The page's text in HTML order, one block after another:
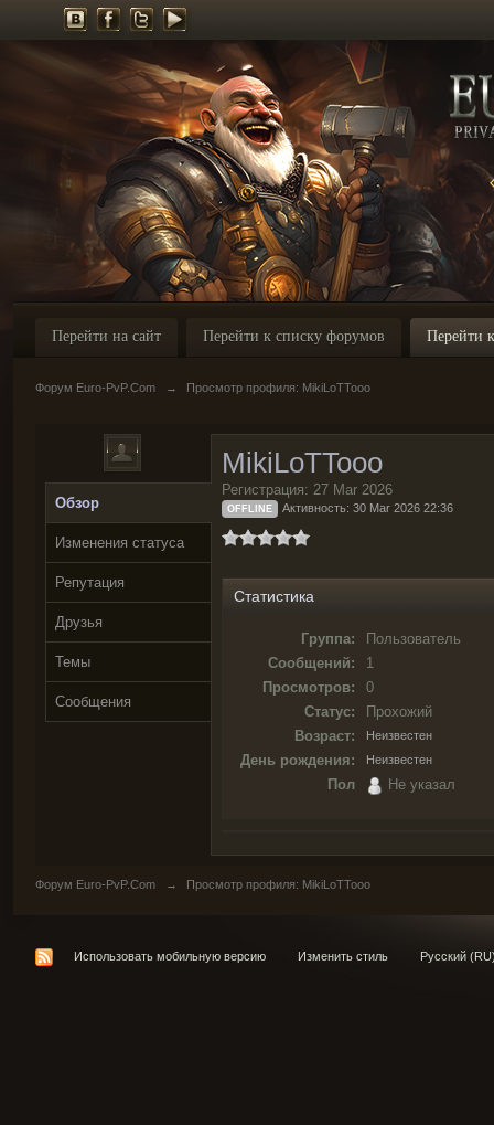
Перейти на сайт Перейти к списку форумов Перейти
Форум Euro-PvP.Com → Просмотр профиля: MikiLoTTooo
Обзор
Изменения статуса
Репутация
Друзья
Темы
Сообщения
MikiLoTTooo
Регистрация: 27 Mar 2026
OFFLINE Активность: 30 Mar 2026 22:36
Статистика
Группа:
Пользователь
Сообщений:
1
Просмотров:
0
Статус:
Прохожий
Возраст:
Неизвестен
День рождения: Неизвестен
Пол Не указал
Форум Euro-PvP.Com → Просмотр профиля: MikiLoTTooo
Использовать мобильную версию Изменить стиль Русский